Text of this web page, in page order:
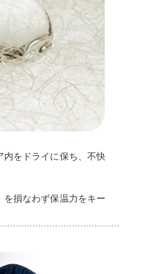
をドライに保ち、不快
損なわず保温力をキー